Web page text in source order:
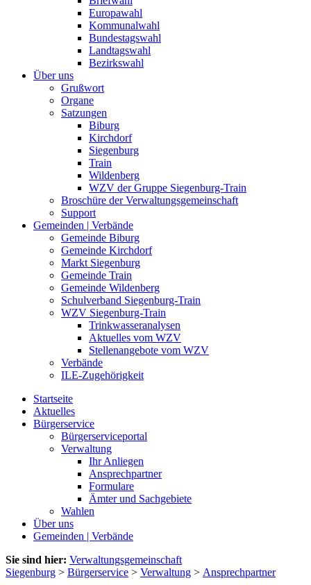
Europawahl
Kommunalwahl
Bundestagswahl
Landtagswahl
Bezirkswahl
Über uns
Grußwort
Organe
Satzungen
Biburg
Kirchdorf
Siegenburg
Train
Wildenberg
WZV der Gruppe Siegenburg-Train
Broschüre der Verwaltungsgemeinschaft
Support
Gemeinden | Verbände
Gemeinde Biburg
Gemeinde Kirchdorf
Markt Siegenburg
Gemeinde Train
Gemeinde Wildenberg
Schulverband Siegenburg-Train
WZV Siegenburg-Train
Trinkwasseranalysen
Aktuelles vom WZV
Stellenangebote vom WZV
Verbände
ILE-Zugehörigkeit
Startseite
Aktuelles
Bürgerservice
Bürgerserviceportal
Verwaltung
Ihr Anliegen
Ansprechpartner
Formulare
Ämter und Sachgebiete
Wahlen
Über uns
Gemeinden | Verbände
Sie sind hier: Verwaltungsgemeinschaft
Siegenburg > Bürgerservice > Verwaltung > Ansprechpartner